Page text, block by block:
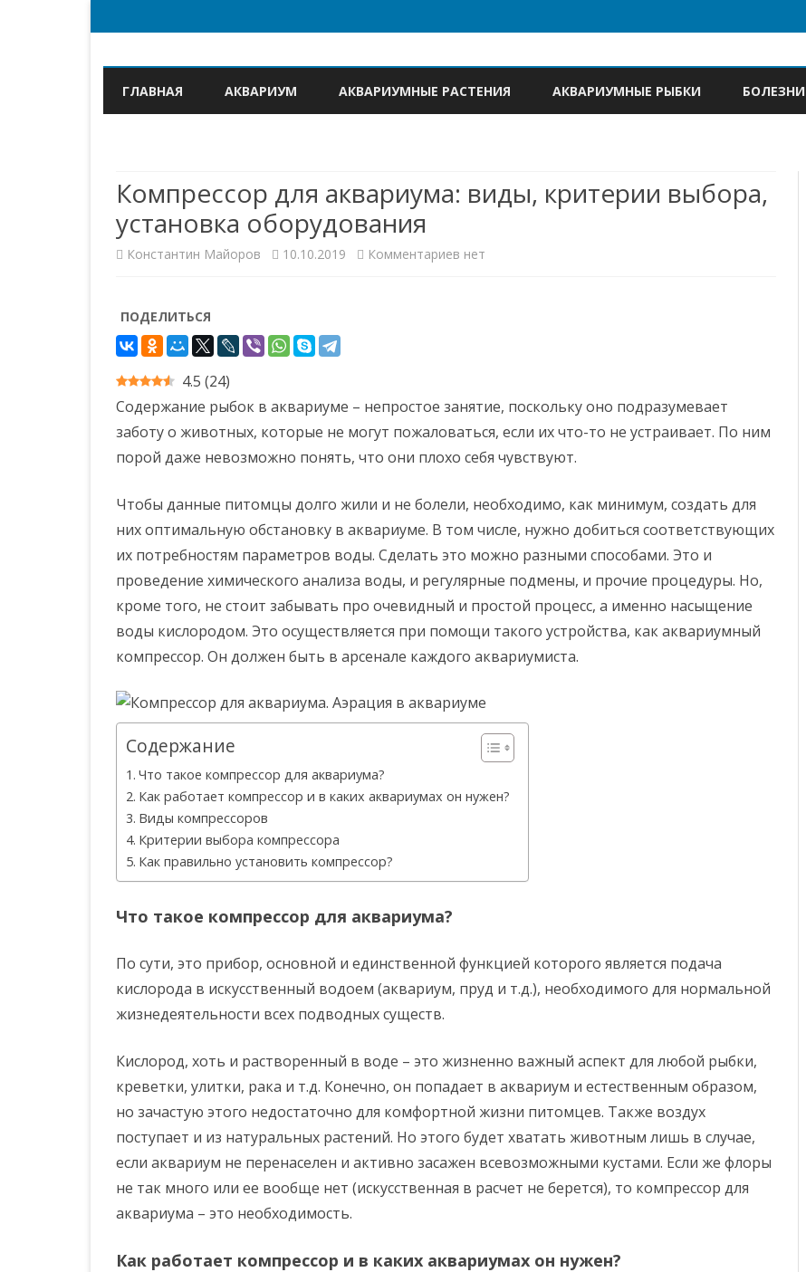
to
ГЛАВНАЯ АКВАРИУМ АКВАРИУМНЫЕ РАСТЕНИЯ АКВАРИУМНЫЕ РЫБКИ БОЛЕЗНИ
Компрессор для аквариума: виды, критерии выбора,
установка оборудования
Константин Майоров 10.10.2019 Комментариев к
виды,
критерии
установка
оборудования
нет
ПОДЕЛИТЬСЯ
4.5 (24)
Содержание рыбок в аквариуме – непростое занятие, поскольку оно подразумевает
заботу о животных, которые не могут пожаловаться, если их что-то не устраивает. По ним
порой даже невозможно понять, что они плохо себя чувствуют.
Чтобы данные питомцы долго жили и не болели, необходимо, как минимум, создать для
них оптимальную обстановку в аквариуме. В том числе, нужно добиться соответствующих
их потребностям параметров воды. Сделать это можно разными способами. Это и
проведение химического анализа воды, и регулярные подмены, и прочие процедуры. Но,
кроме того, не стоит забывать про очевидный и простой процесс, а именно насыщение
воды кислородом. Это осуществляется при помощи такого устройства, как аквариумный
компрессор. Он должен быть в арсенале каждого аквариумиста.
Содержание
Что такое компрессор для аквариума?
Как работает компрессор и в каких аквариумах он нужен?
Виды компрессоров
Критерии выбора компрессора
Как правильно установить компрессор?
Что такое компрессор для аквариума?
По сути, это прибор, основной и единственной функцией которого является подача
кислорода в искусственный водоем (аквариум, пруд и т.д.), необходимого для нормальной
жизнедеятельности всех подводных существ.
Кислород, хоть и растворенный в воде – это жизненно важный аспект для любой рыбки,
креветки, улитки, рака и т.д. Конечно, он попадает в аквариум и естественным образом,
но зачастую этого недостаточно для комфортной жизни питомцев. Также воздух
поступает и из натуральных растений. Но этого будет хватать животным лишь в случае,
если аквариум не перенаселен и активно засажен всевозможными кустами. Если же флоры
не так много или ее вообще нет (искусственная в расчет не берется), то компрессор для
аквариума – это необходимость.
Как работает компрессор и в каких аквариумах он нужен?